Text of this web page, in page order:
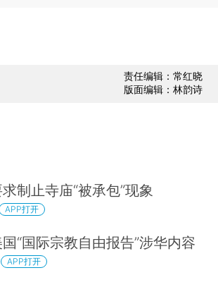
责任编辑：常红晓
版面编辑：林韵诗
制止寺庙“被承包”现象
APP打开
“国际宗教自由报告”涉华内容
APP打开